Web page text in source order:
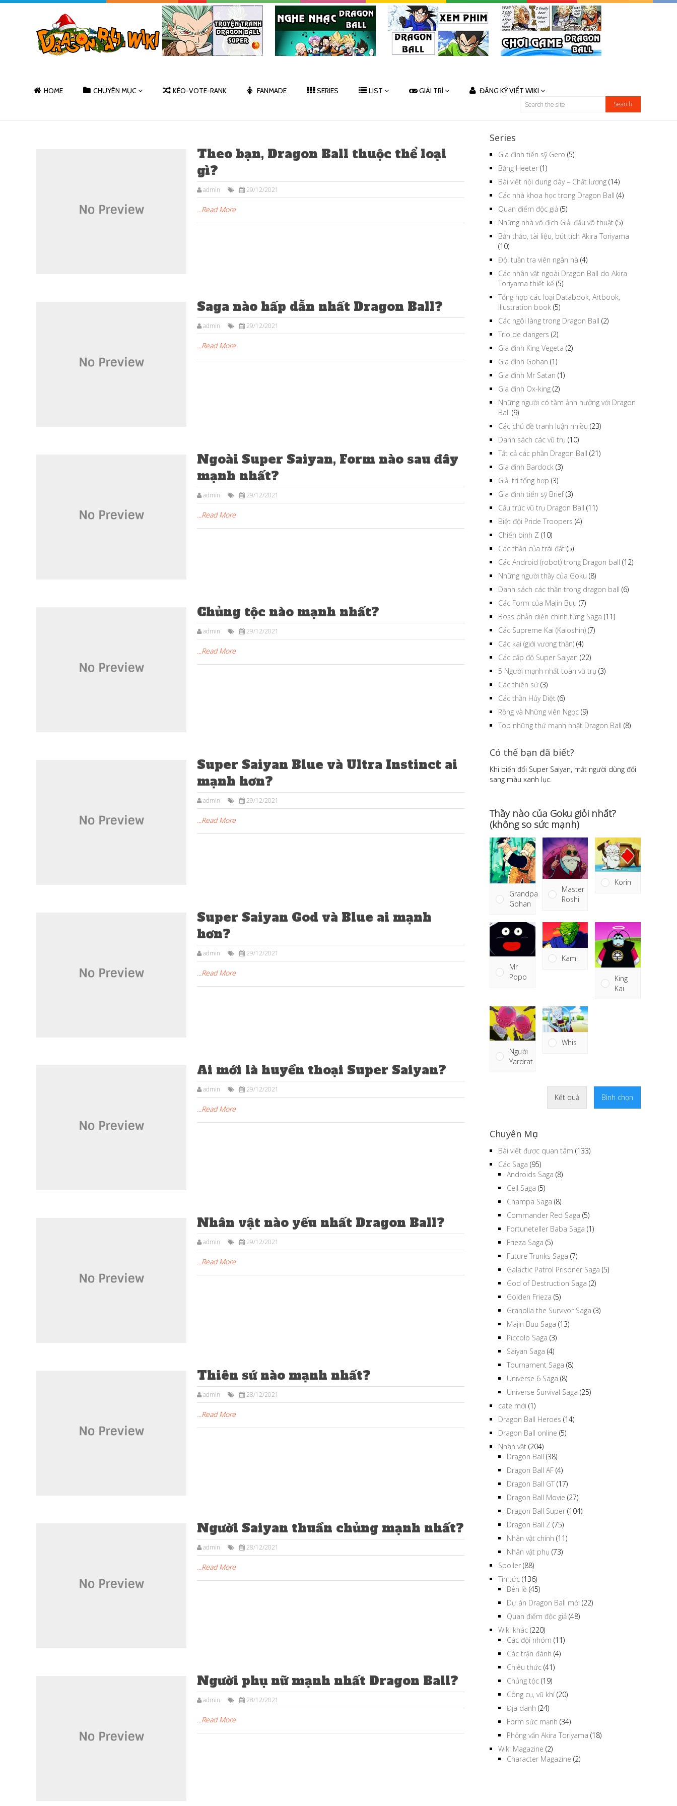
HOME CHUYÊN MỤC KÈO-VOTE-RANK FANMADE SERIES LIST GIẢI TRÍ ĐĂNG KÝ VIẾT WIKI
Theo bạn, Dragon Ball thuộc thể loại
gì?
admin 29/12/2021
...Read More
Saga nào hấp dẫn nhất Dragon Ball?
admin 29/12/2021
...Read More
Ngoài Super Saiyan, Form nào sau đây
mạnh nhất?
admin 29/12/2021
...Read More
Chủng tộc nào mạnh nhất?
admin 29/12/2021
...Read More
Super Saiyan Blue và Ultra Instinct ai
mạnh hơn?
admin 29/12/2021
...Read More
Super Saiyan God và Blue ai mạnh
hơn?
admin 29/12/2021
...Read More
Ai mới là huyền thoại Super Saiyan?
admin 29/12/2021
...Read More
Nhân vật nào yếu nhất Dragon Ball?
admin 29/12/2021
...Read More
Thiên sứ nào mạnh nhất?
admin 28/12/2021
...Read More
Người Saiyan thuần chủng mạnh nhất?
admin 28/12/2021
...Read More
Người phụ nữ mạnh nhất Dragon Ball?
admin 28/12/2021
...Read More
Series
Gia đình tiến sỹ Gero (5)
Băng Heeter (1)
Bài viết nội dung dày – Chất lượng (14)
Các nhà khoa học trong Dragon Ball (4)
Quan điểm độc giả (5)
Những nhà vô địch Giải đấu võ thuật (5)
Bản thảo, tài liệu, bút tích Akira Toriyama
(10)
Đội tuần tra viên ngân hà (4)
Các nhân vật ngoài Dragon Ball do Akira
Toriyama thiết kế (5)
Tổng hợp các loại Databook, Artbook,
Illustration book (5)
Các ngôi làng trong Dragon Ball (2)
Trio de dangers (2)
Gia đình King Vegeta (2)
Gia đình Gohan (1)
Gia đình Mr Satan (1)
Gia đình Ox-king (2)
Những người có tầm ảnh hưởng với Dragon
Ball (9)
Các chủ đề tranh luận nhiều (23)
Danh sách các vũ trụ (10)
Tất cả các phần Dragon Ball (21)
Gia đình Bardock (3)
Giải trí tổng hợp (3)
Gia đình tiến sỹ Brief(3)
Cấu trúc vũ trụ Dragon Ball (11)
Biệt đội Pride Troopers (4)
Chiến binh Z (10)
Các thần của trái đất (5)
Các Android (robot) trong Dragon ball (12)
Những người thầy của Goku (8)
Danh sách các thần trong dragon ball (6)
Các Form của Majin Buu (7)
Boss phản diện chính từng Saga (11)
Các Supreme Kai (Kaioshin) (7)
Các kai (giới vương thần) (4)
Các cấp độ Super Saiyan (22)
5 Người mạnh nhất toàn vũ trụ (3)
Các thiên sứ (3)
Các thần Hủy Diệt (6)
Rồng và Những viên Ngọc (9)
Top những thứ mạnh nhất Dragon Ball (8)
Có thể bạn đã biết?
Khi biến đổi Super Saiyan, mắt người dùng đổi
sang màu xanh lục.
Thầy nào của Goku giỏi nhất?
(không so sức mạnh)
Grandpa
Gohan
Master
Roshi
Korin
Mr
Popo
Kami
King
Kai
Người
Yardrat
Whis
Kết quả Bình chọn
Chuyên Mục
Bài viết được quan tâm (133)
Các Saga (95)
Androids Saga (8)
Cell Saga (5)
Champa Saga (8)
Commander Red Saga (5)
Fortuneteller Baba Saga (1)
Frieza Saga (5)
Future Trunks Saga (7)
Galactic Patrol Prisoner Saga (5)
God of Destruction Saga (2)
Golden Frieza (5)
Granolla the Survivor Saga (3)
Majin Buu Saga (13)
Piccolo Saga (3)
Saiyan Saga (4)
Tournament Saga (8)
Universe 6 Saga (8)
Universe Survival Saga (25)
cate mới (1)
Dragon Ball Heroes (14)
Dragon Ball online (5)
Nhân vật (204)
Dragon Ball (38)
Dragon Ball AF (4)
Dragon Ball GT (17)
Dragon Ball Movie (27)
Dragon Ball Super (104)
Dragon Ball Z (75)
Nhân vật chính (11)
Nhân vật phụ (73)
Spoiler (88)
Tin tức (136)
Bên lề (45)
Dự án Dragon Ball mới (22)
Quan điểm độc giả (48)
Wiki khác (220)
Các đội nhóm (11)
Các trận đánh (4)
Chiêu thức (41)
Chủng tộc (19)
Công cụ, vũ khí(20)
Địa danh (24)
Form sức mạnh (34)
Phỏng vấn Akira Toriyama (18)
Wiki Magazine (2)
Character Magazine (2)